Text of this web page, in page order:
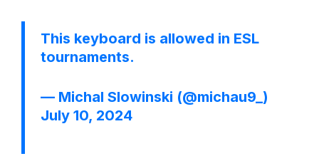
This keyboard is allowed in ESL
tournaments.
— Michal Slowinski (@michau9_)
July 10, 2024